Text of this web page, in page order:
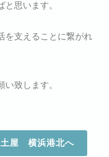
思います。
を支えることに繋がれ
致します。
土屋 横浜港北へ